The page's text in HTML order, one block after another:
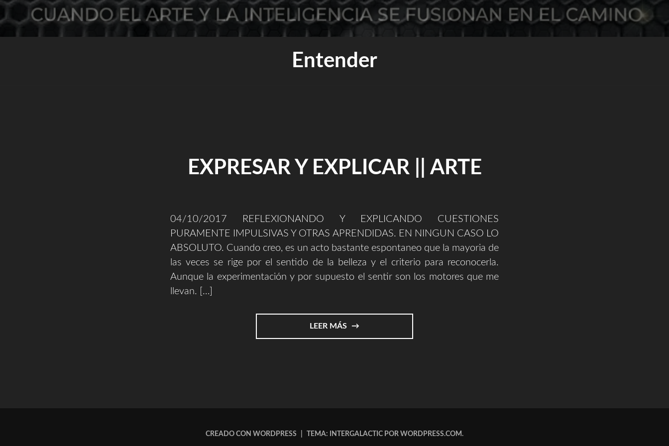
Entender
EXPRESAR Y EXPLICAR || ARTE
04/10/2017 REFLEXIONANDO Y EXPLICANDO CUESTIONES
PURAMENTE IMPULSIVAS Y OTRAS APRENDIDAS. EN NINGUN CASO LO
ABSOLUTO. Cuando creo, es un acto bastante espontaneo que la mayoria de
las veces se rige por el sentido de la belleza y el criterio para reconocerla.
Aunque la experimentación y por supuesto el sentir son los motores que me
llevan. […]
LEER MÁS "EXPRESAR
Y
CREADO CON WORDPRESS TEMA: INTERGALACTIC POR WORDPRESS.COM.